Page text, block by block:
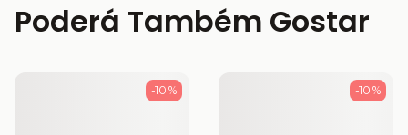
Poderá Também Gostar
-10 % -10 %